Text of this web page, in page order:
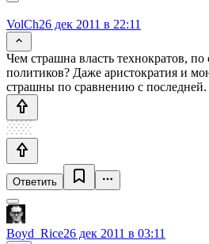
VolCh26 дек 2011 в 22:11
Чем страшна власть технократов,
политиков? Даже аристократия и
страшны по сравнению с последней.
Ответить
Boyd_Rice26 дек 2011 в 03:11